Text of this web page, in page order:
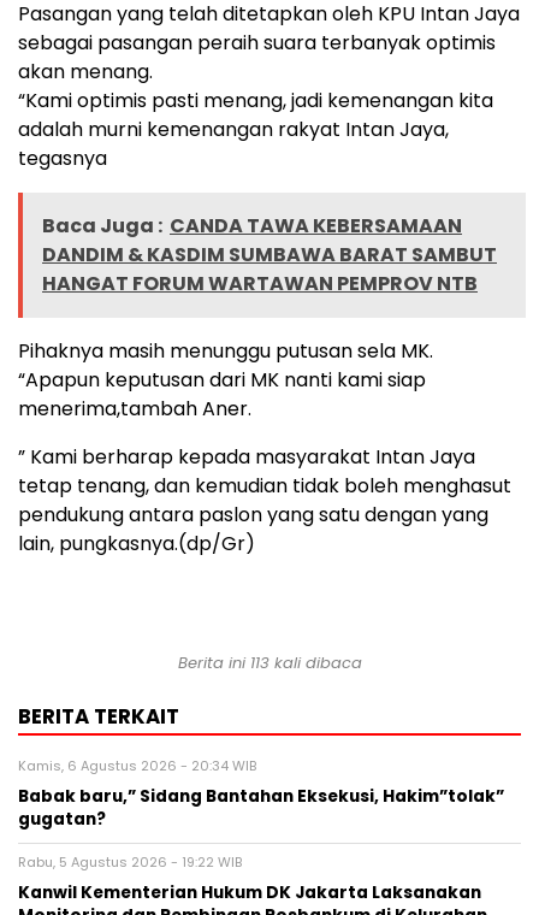
Pasangan yang telah ditetapkan oleh KPU Intan Jaya
sebagai pasangan peraih suara terbanyak optimis
akan menang.
“Kami optimis pasti menang, jadi kemenangan kita
adalah murni kemenangan rakyat Intan Jaya,
tegasnya
Baca Juga : CANDA TAWA KEBERSAMAAN
DANDIM & KASDIM SUMBAWA BARAT SAMBUT
HANGAT FORUM WARTAWAN PEMPROV NTB
Pihaknya masih menunggu putusan sela MK.
“Apapun keputusan dari MK nanti kami siap
menerima,tambah Aner.
” Kami berharap kepada masyarakat Intan Jaya
tetap tenang, dan kemudian tidak boleh menghasut
pendukung antara paslon yang satu dengan yang
lain, pungkasnya.(dp/Gr)
Berita ini 113 kali dibaca
BERITA TERKAIT
Kamis, 6 Agustus 2026 - 20:34 WIB
Babak baru,” Sidang Bantahan Eksekusi, Hakim”tolak”
gugatan?
Rabu, 5 Agustus 2026 - 19:22 WIB
Kanwil Kementerian Hukum DK Jakarta Laksanakan